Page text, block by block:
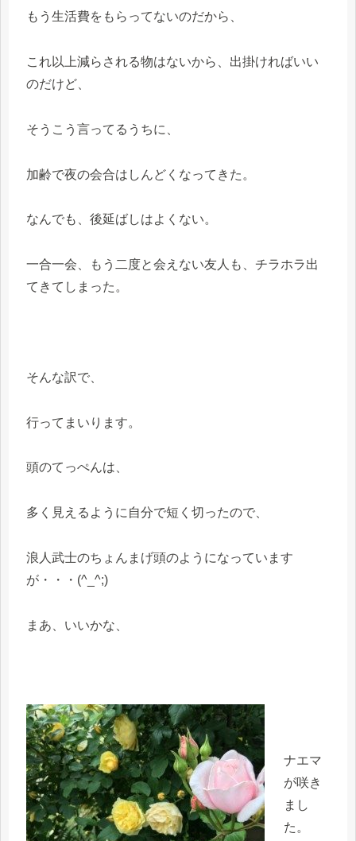
もう生活費をもらってないのだから、
これ以上減らされる物はないから、出掛ければいい
のだけど、
そうこう言ってるうちに、
加齢で夜の会合はしんどくなってきた。
なんでも、後延ばしはよくない。
一合一会、もう二度と会えない友人も、チラホラ出
てきてしまった。
そんな訳で、
行ってまいります。
頭のてっぺんは、
多く見えるように自分で短く切ったので、
浪人武士のちょんまげ頭のようになっています
が・・・(^_^;)
まあ、いいかな、
ナエマ
が咲き
まし
た。